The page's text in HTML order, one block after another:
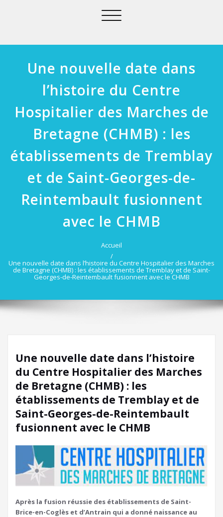
Afficher/masquer
Une nouvelle date dans
l’histoire du Centre
Hospitalier des Marches de
Bretagne (CHMB) : les
établissements de Tremblay
et de Saint-Georges-de-
Reintembault fusionnent
avec le CHMB
Accueil
Une nouvelle date dans l’histoire du Centre Hospitalier des Marches
de Bretagne (CHMB) : les établissements de Tremblay et de Saint-
Georges-de-Reintembault fusionnent avec le CHMB
Une nouvelle date dans l’histoire
du Centre Hospitalier des Marches
de Bretagne (CHMB) : les
établissements de Tremblay et de
Saint-Georges-de-Reintembault
fusionnent avec le CHMB
Après la fusion réussie des établissements de Saint-
Brice-en-Coglès et d’Antrain qui a donné naissance au